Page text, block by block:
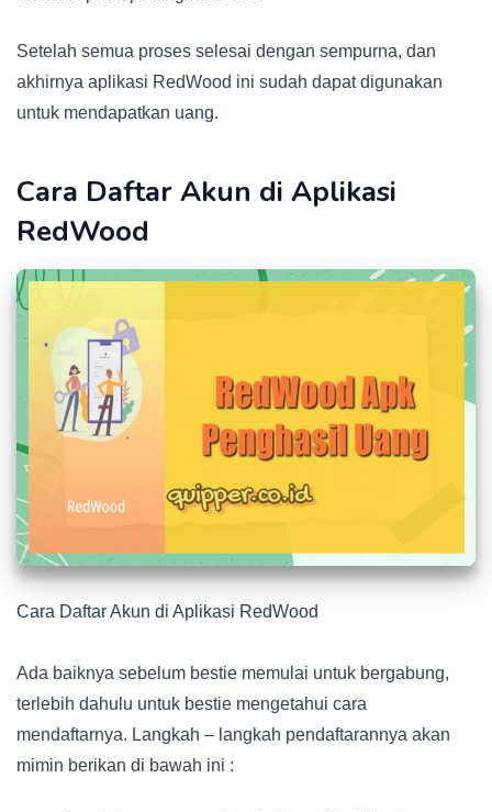
Setelah semua proses selesai dengan sempurna, dan
akhirnya aplikasi RedWood ini sudah dapat digunakan
untuk mendapatkan uang.
Cara Daftar Akun di Aplikasi
RedWood
Cara Daftar Akun di Aplikasi RedWood
Ada baiknya sebelum bestie memulai untuk bergabung,
terlebih dahulu untuk bestie mengetahui cara
mendaftarnya. Langkah – langkah pendaftarannya akan
mimin berikan di bawah ini :